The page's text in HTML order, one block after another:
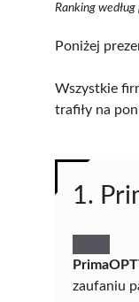
Ranking
Poniżej
Wszystkie
trafiły na
1.
zaufaniu